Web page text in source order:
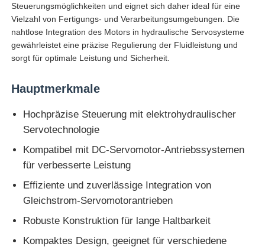
Steuerungsmöglichkeiten und eignet sich daher ideal für eine
Vielzahl von Fertigungs- und Verarbeitungsumgebungen. Die
nahtlose Integration des Motors in hydraulische Servosysteme
gewährleistet eine präzise Regulierung der Fluidleistung und
sorgt für optimale Leistung und Sicherheit.
Hauptmerkmale
Hochpräzise Steuerung mit elektrohydraulischer
Servotechnologie
Kompatibel mit DC-Servomotor-Antriebssystemen
für verbesserte Leistung
Effiziente und zuverlässige Integration von
Gleichstrom-Servomotorantrieben
Robuste Konstruktion für lange Haltbarkeit
Kompaktes Design, geeignet für verschiedene